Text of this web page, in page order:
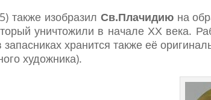
также изобразил Св.Плачидиюна
уничтожили в начале ХХ века.
хранится также её
художника).